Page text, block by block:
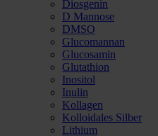
Diosgenin
D Mannose
DMSO
Glucomannan
Glucosamin
Glutathion
Inositol
Inulin
Kollagen
Kolloidales Silber
Lithium